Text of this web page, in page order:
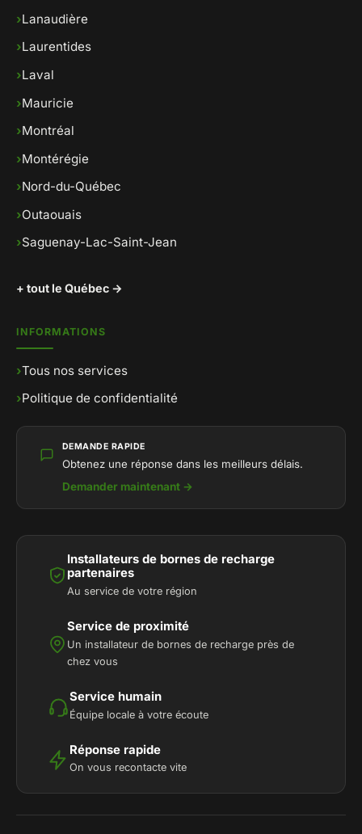
›Lanaudière
›Laurentides
›Laval
›Mauricie
›Montréal
›Montérégie
›Nord-du-Québec
›Outaouais
›Saguenay-Lac-Saint-Jean
+ tout le Québec →
INFORMATIONS
›Tous nos services
›Politique de confidentialité
DEMANDE RAPIDE
Obtenez une réponse dans les meilleurs délais.
Demander maintenant →
Installateurs de bornes de recharge
partenaires
Au service de votre région
Service de proximité
Un installateur de bornes de recharge près de
chez vous
Service humain
Équipe locale à votre écoute
Réponse rapide
On vous recontacte vite